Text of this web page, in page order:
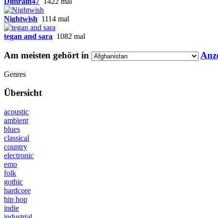
Nightwish 1114 mal
tegan and sara 1082 mal
Am meisten gehört in
Genres
Übersicht
acoustic
ambient
blues
classical
country
electronic
emo
folk
gothic
hardcore
hip hop
indie